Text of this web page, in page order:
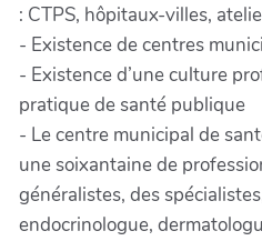
: CTPS, hôpitaux-villes,
- Existence de centres
- Existence d’une culture
pratique de santé publique
- Le centre municipal de
une soixantaine de
généralistes, des
endocrinologue,